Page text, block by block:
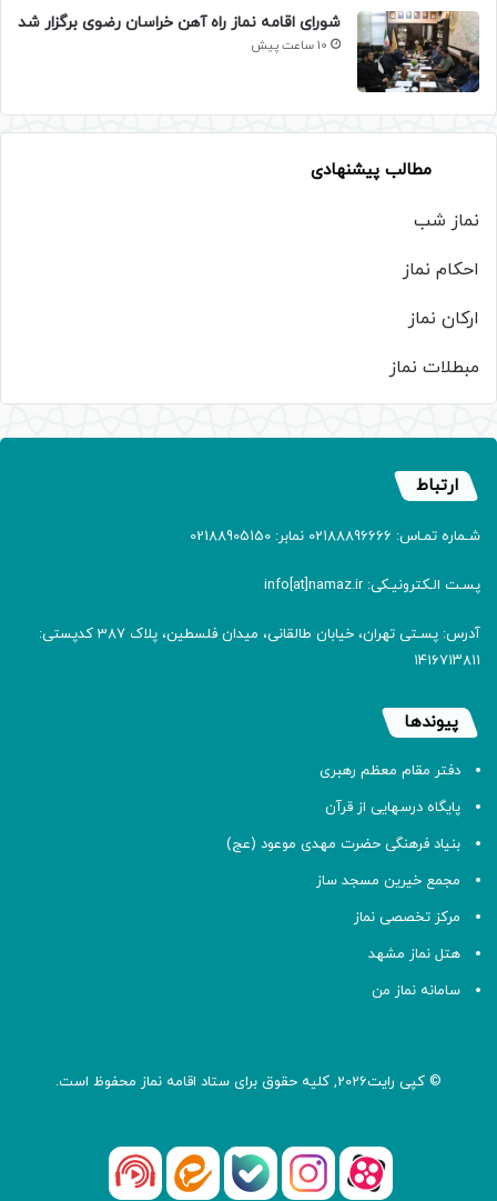
شورای اقامه نماز راه آهن خراسان رضوی برگزار شد
10 ساعت پیش
مطالب پیشنهادی
نماز شب
احکام نماز
ارکان نماز
مبطلات نماز
ارتباط
شـماره تمـاس: 02188896666 نمابر: 02188905150
پسـت الـکترونیـکی: info[at]namaz.ir
آدرس: پسـتی تهران، خیابان طالقانی، میدان فلسطین، پلاک 387 کدپستی:
۱۴۱۶۷۱۳۸۱۱
پیوندها
دفتر مقام معظم رهبری
پایگاه درسهایی از قرآن
بنیاد فرهنگی حضرت مهدی موعود (عج)
مجمع خیرین مسجد ساز
مرکز تخصصی نماز
هتل نماز مشهد
سامانه نماز من
© کپی رایت2026, کلیه حقوق برای ستاد اقامه نماز محفوظ است.
آپارات اینستاگرام
بله ایتا